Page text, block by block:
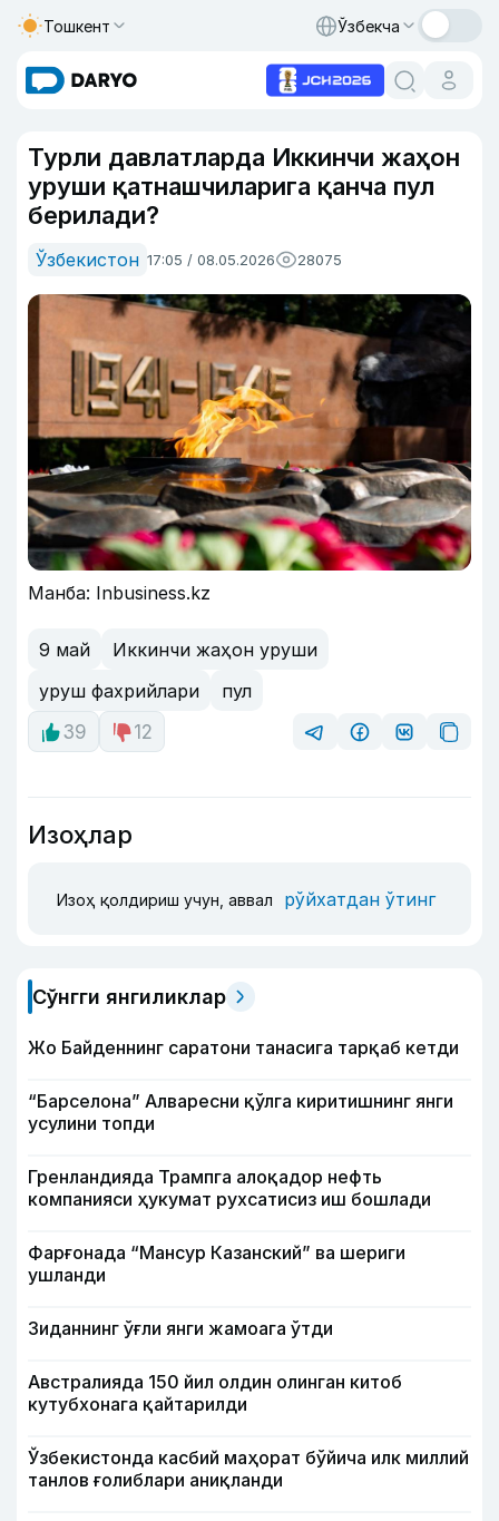
Тошкент Ўзбекча
Турли давлатларда Иккинчи жаҳон
уруши қатнашчиларига қанча пул
берилади?
Ўзбекистон 17:05 / 08.05.2026 28075
Манба: Inbusiness.kz
9 май
Иккинчи жаҳон уруши
уруш фахрийлари
пул
39
12
Изоҳлар
Изоҳ қолдириш учун, аввал рўйхатдан ўтинг
Сўнгги янгиликлар
Жо Байденнинг саратони танасига тарқаб кетди
“Барселона” Алваресни қўлга киритишнинг янги
усулини топди
Гренландияда Трампга алоқадор нефть
компанияси ҳукумат рухсатисиз иш бошлади
Фарғонада “Мансур Казанский” ва шериги
ушланди
Зиданнинг ўғли янги жамоага ўтди
Австралияда 150 йил олдин олинган китоб
кутубхонага қайтарилди
Ўзбекистонда касбий маҳорат бўйича илк миллий
танлов ғолиблари аниқланди